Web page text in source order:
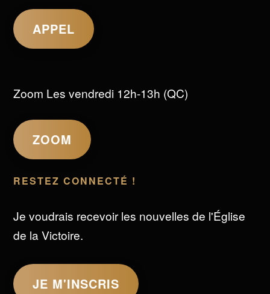
APPEL
Zoom Les vendredi 12h-13h (QC)
ZOOM
RESTEZ CONNECTÉ !
Je voudrais recevoir les nouvelles de l'Église
de la Victoire.
JE M'INSCRIS